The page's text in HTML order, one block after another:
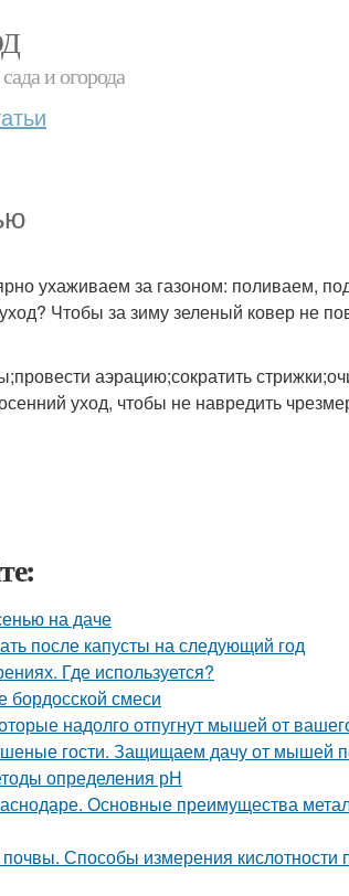
и огорода
ухаживаем за газоном: поливаем,
Чтобы за зиму зеленый ковер не
аэрацию;сократить
уход, чтобы не навредить
на даче
после капусты на следующий год
Где используется?
бордосской смеси
надолго отпугнут мышей от
гости. Защищаем дачу от мышей
определения рН
Основные преимущества
почвы. Способы измерения